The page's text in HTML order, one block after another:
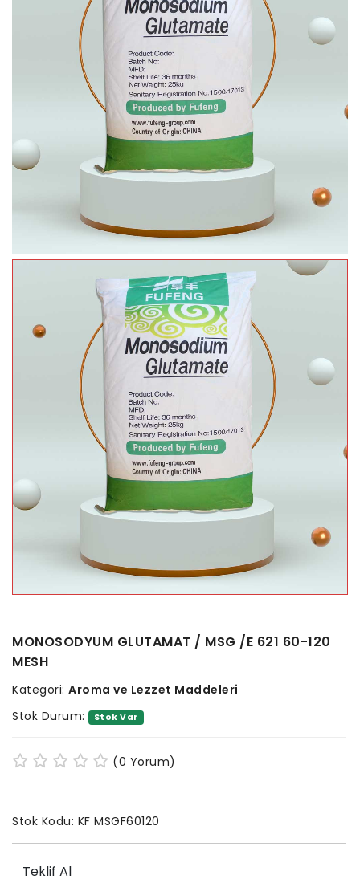
MONOSODYUM GLUTAMAT / MSG /E 621 60-120
MESH
Kategori: Aroma ve Lezzet Maddeleri
Stok Durum:
Stok Var
(0 Yorum)
Stok Kodu: KF MSGF60120
Teklif Al